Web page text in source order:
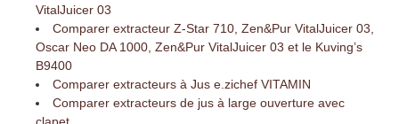
VitalJuicer 03
Comparer extracteur Z-Star 710, Zen&Pur VitalJuicer 03,
Oscar Neo DA 1000, Zen&Pur VitalJuicer 03 et le Kuving’s
B9400
Comparer extracteurs à Jus e.zichef VITAMIN
Comparer extracteurs de jus à large ouverture avec